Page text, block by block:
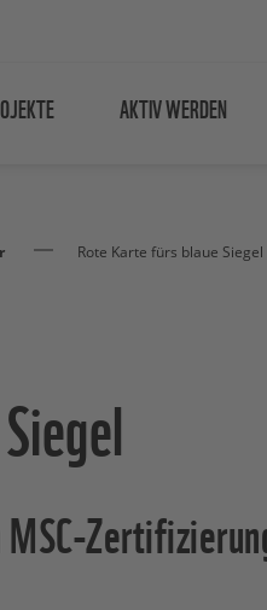
AKTIV WERDEN
Rote Karte fürs blaue Siegel